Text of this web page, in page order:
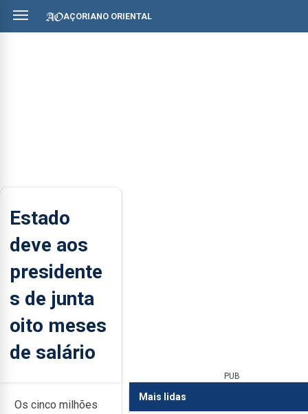
AÇORIANO ORIENTAL
Estado
deve aos
presidente
s de junta
oito meses
de salário
Os cinco milhões
PUB
Mais lidas